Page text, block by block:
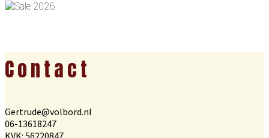
Footer
Contact
Gertrude@volbord.nl
06-13618247
KVK: 56220847